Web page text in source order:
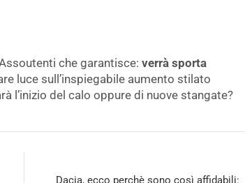
che garantisce: verrà sporta
luce sull’inspiegabile aumento stilato
l’inizio del calo oppure di nuove stangate?
Dacia, ecco perchè sono così affidabili: